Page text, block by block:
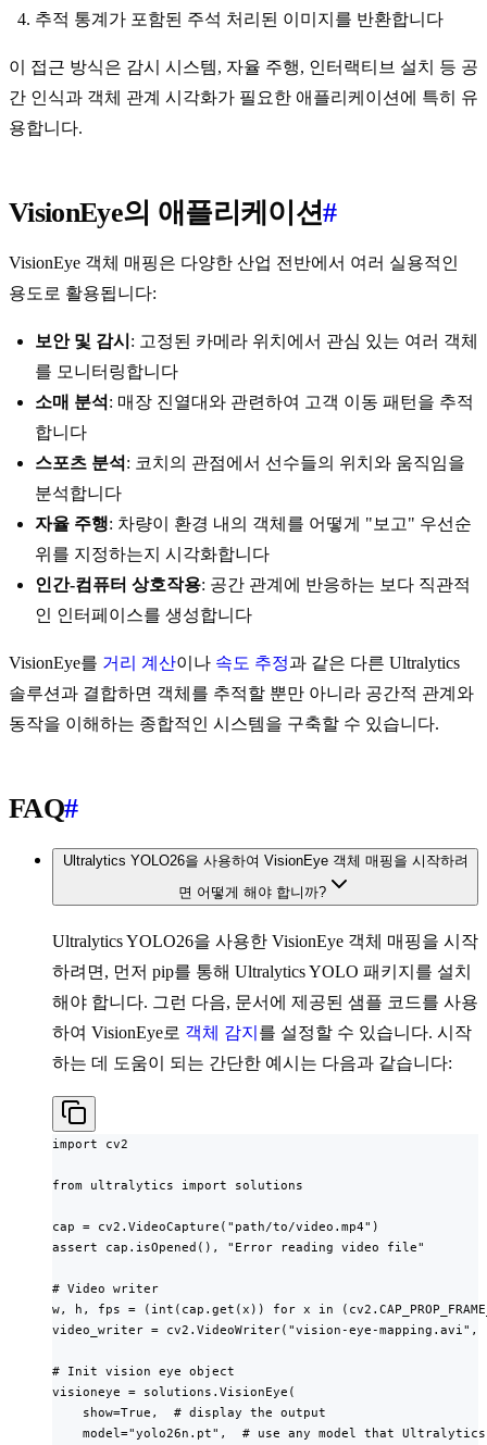
추적 통계가 포함된 주석 처리된 이미지를 반환합니다
이 접근 방식은 감시 시스템, 자율 주행, 인터랙티브 설치 등 공
간 인식과 객체 관계 시각화가 필요한 애플리케이션에 특히 유
용합니다.
VisionEye의 애플리케이션#
VisionEye 객체 매핑은 다양한 산업 전반에서 여러 실용적인
용도로 활용됩니다:
보안 및 감시 : 고정된 카메라 위치에서 관심 있는 여러 객체
를 모니터링합니다
소매 분석 : 매장 진열대와 관련하여 고객 이동 패턴을 추적
합니다
스포츠 분석 : 코치의 관점에서 선수들의 위치와 움직임을
분석합니다
자율 주행: 차량이 환경 내의 객체를 어떻게 "보고" 우선순
위를 지정하는지 시각화합니다
인간-컴퓨터 상호작용: 공간 관계에 반응하는 보다 직관적
인 인터페이스를 생성합니다
VisionEye를 거리 계산이나 속도 추정과 같은 다른 Ultralytics
솔루션과 결합하면 객체를 추적할 뿐만 아니라 공간적 관계와
동작을 이해하는 종합적인 시스템을 구축할 수 있습니다.
FAQ#
Ultralytics YOLO26을 사용하여 VisionEye 객체 매핑을 시작하려
면 어떻게 해야 합니까?
Ultralytics YOLO26을 사용한 VisionEye 객체 매핑을 시작
하려면, 먼저 pip를 통해 Ultralytics YOLO 패키지를 설치
해야 합니다. 그런 다음, 문서에 제공된 샘플 코드를 사용
하여 VisionEye로 객체 감지 를 설정할 수 있습니다. 시작
하는 데 도움이 되는 간단한 예시는 다음과 같습니다:
import cv2
from ultralytics import solutions
cap = cv2.VideoCapture("path/to/video.mp4")
assert cap.isOpened(), "Error reading video file"
# Video writer
w, h, fps = (int(cap.get(x)) for x in
video_writer = cv2.VideoWriter("vision-eye-
# Init vision eye object
visioneye = solutions.VisionEye(
    show=True,  # display the output
model="yolo26n.pt",  # use any model that